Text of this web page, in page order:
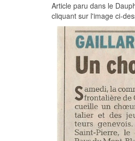
Article paru dans le
cliquant sur l'image ci-